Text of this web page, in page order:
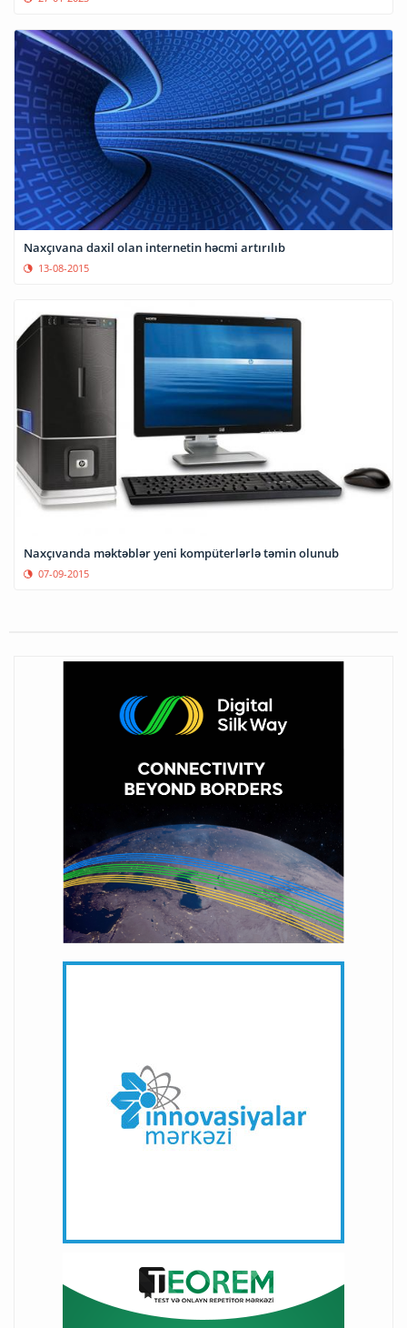
Naxçıvana daxil olan internetin həcmi artırılıb
13-08-2015
Naxçıvanda məktəblər yeni kompüterlərlə təmin olunub
07-09-2015